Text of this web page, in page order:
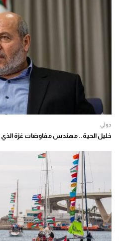
دولي
خليل الحية.. مهندس مفاوضات غزة